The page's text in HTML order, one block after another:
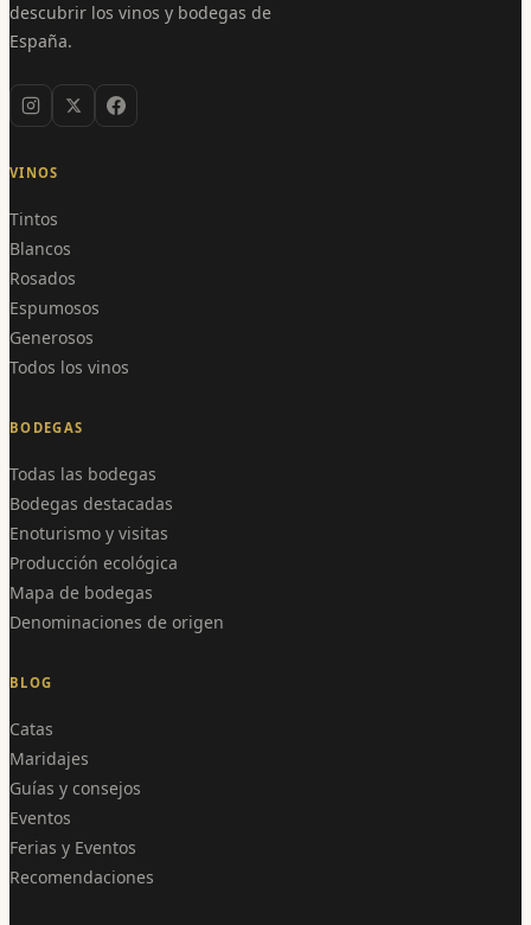
descubrir los vinos y bodegas de
España.
VINOS
Tintos
Blancos
Rosados
Espumosos
Generosos
Todos los vinos
BODEGAS
Todas las bodegas
Bodegas destacadas
Enoturismo y visitas
Producción ecológica
Mapa de bodegas
Denominaciones de origen
BLOG
Catas
Maridajes
Guías y consejos
Eventos
Ferias y Eventos
Recomendaciones